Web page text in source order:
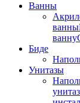
Ванны
ванны
ванну
Биде
Унитазы